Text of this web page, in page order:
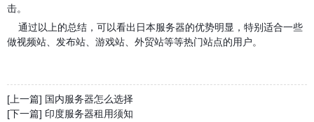
击。
通过以上的总结，可以看出日本服务器的优势明显，特别适合一些
做视频站、发布站、游戏站、外贸站等等热门站点的用户。
[上一篇] 国内服务器怎么选择
[下一篇] 印度服务器租用须知